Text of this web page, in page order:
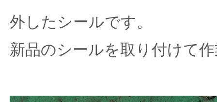
外したシールです。
新品のシールを取り付けて